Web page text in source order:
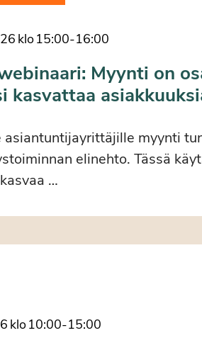
klo15:00-16:00
Myynti on
kasvattaa
asiantuntijayrittäjille myynti
elinehto. Tässä
…
klo10:00-15:00